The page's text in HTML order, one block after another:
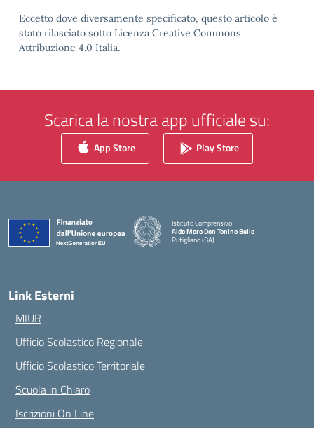
Eccetto dove diversamente specificato, questo articolo è
stato rilasciato sotto Licenza Creative Commons
Attribuzione 4.0 Italia.
Scarica la nostra app ufficiale su:
App Store Play Store
Istituto Comprensivo
Aldo Moro Don Tonino Bello
Rutigliano (BA)
— Visita la pagina iniziale della scuola
Link Esterni
MIUR
Ufficio Scolastico Regionale
Ufficio Scolastico Territoriale
Scuola in Chiaro
Iscrizioni On Line